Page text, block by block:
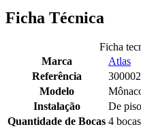
Ficha Técnica
Ficha
Marca
Atlas
Referência
Modelo
Instalação
De piso
Quantidade de Bocas 4 bocas